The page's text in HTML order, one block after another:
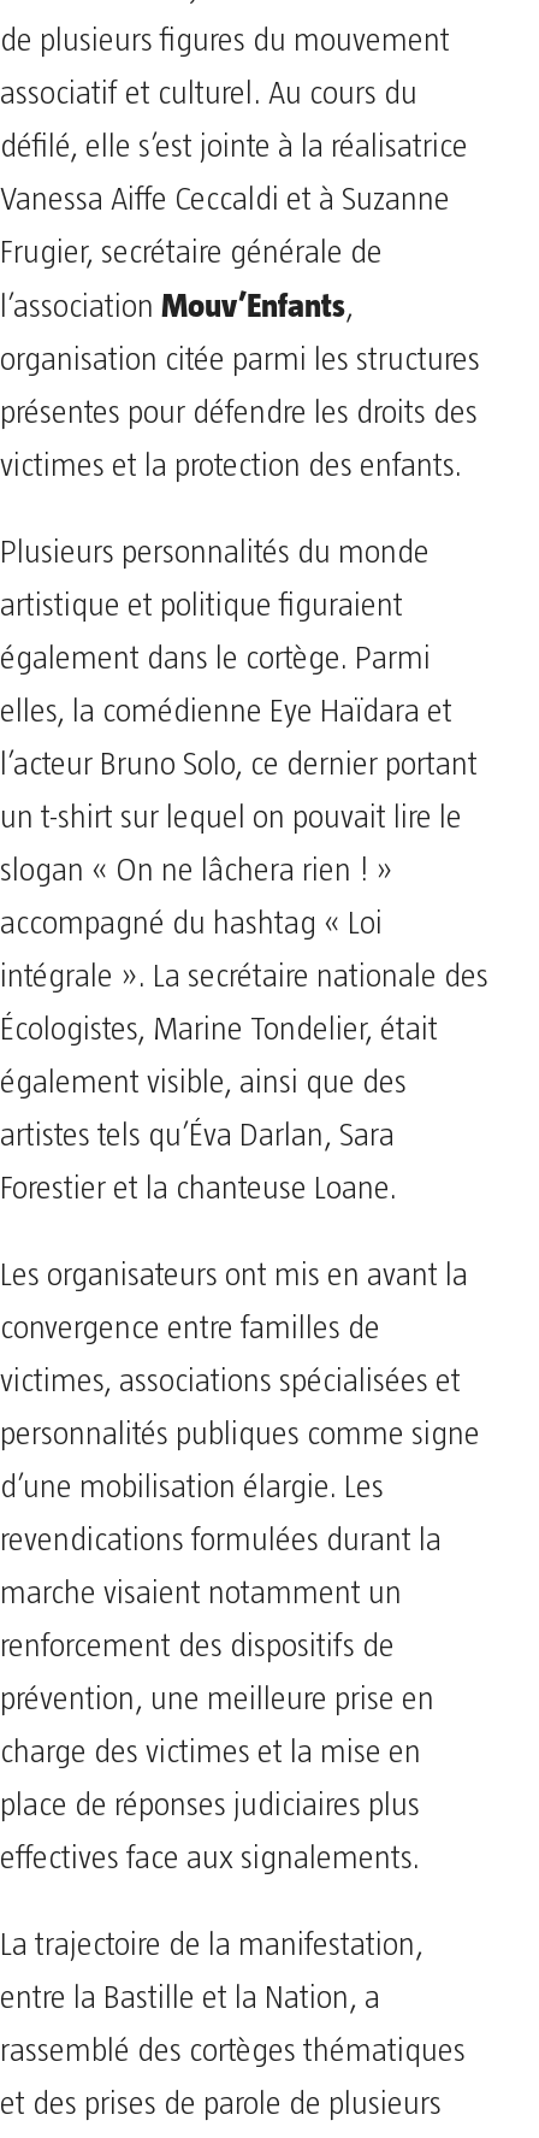
de plusieurs figures du mouvement
associatif et culturel. Au cours du
défilé, elle s’est jointe à la réalisatrice
Vanessa Aiffe Ceccaldi et à Suzanne
Frugier, secrétaire générale de
l’association Mouv’Enfants,
organisation citée parmi les structures
présentes pour défendre les droits des
victimes et la protection des enfants.
Plusieurs personnalités du monde
artistique et politique figuraient
également dans le cortège. Parmi
elles, la comédienne Eye Haïdara et
l’acteur Bruno Solo, ce dernier portant
un t-shirt sur lequel on pouvait lire le
slogan « On ne lâchera rien ! »
accompagné du hashtag « Loi
intégrale ». La secrétaire nationale des
Écologistes, Marine Tondelier, était
également visible, ainsi que des
artistes tels qu’Éva Darlan, Sara
Forestier et la chanteuse Loane.
Les organisateurs ont mis en avant la
convergence entre familles de
victimes, associations spécialisées et
personnalités publiques comme signe
d’une mobilisation élargie. Les
revendications formulées durant la
marche visaient notamment un
renforcement des dispositifs de
prévention, une meilleure prise en
charge des victimes et la mise en
place de réponses judiciaires plus
effectives face aux signalements.
La trajectoire de la manifestation,
entre la Bastille et la Nation, a
rassemblé des cortèges thématiques
et des prises de parole de plusieurs